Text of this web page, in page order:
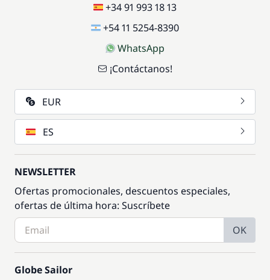
+34 91 993 18 13
+54 11 5254-8390
WhatsApp
¡Contáctanos!
EUR
ES
NEWSLETTER
Ofertas promocionales, descuentos especiales,
ofertas de última hora: Suscríbete
OK
Globe Sailor